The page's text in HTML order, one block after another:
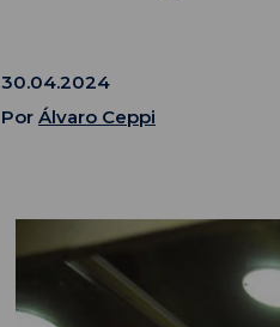
30.04.2024
Por Álvaro Ceppi